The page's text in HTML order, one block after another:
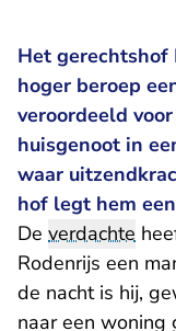
Het gerechtshof
hoger beroep
veroordeeld
huisgenoot in
waar
hof legt hem
De verdachte
Rodenrijs een
de nacht is hij,
naar een woning